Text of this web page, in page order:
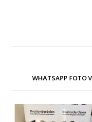
WHATSAPP FOTO